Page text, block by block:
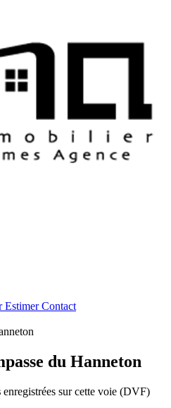
EstimerContact
du Hanneton
enregistrées sur cette voie (DVF)